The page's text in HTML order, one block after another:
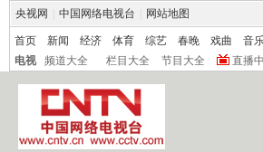
央视网 中国网络电视台 网站地图
首页 新闻 经济 体育 综艺 春晚 戏曲 音
电视
频道大全 栏目大全 节目大全 直播